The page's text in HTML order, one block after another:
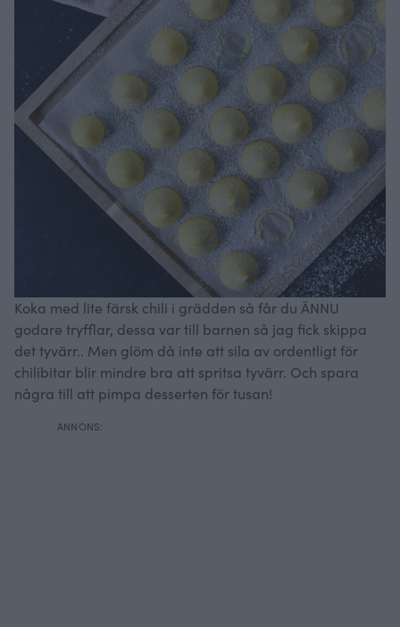
Koka med lite färsk chili i grädden så får du ÄNNU
godare tryfflar, dessa var till barnen så jag fick skippa
det tyvärr.. Men glöm då inte att sila av ordentligt för
chilibitar blir mindre bra att spritsa tyvärr. Och spara
några till att pimpa desserten för tusan!